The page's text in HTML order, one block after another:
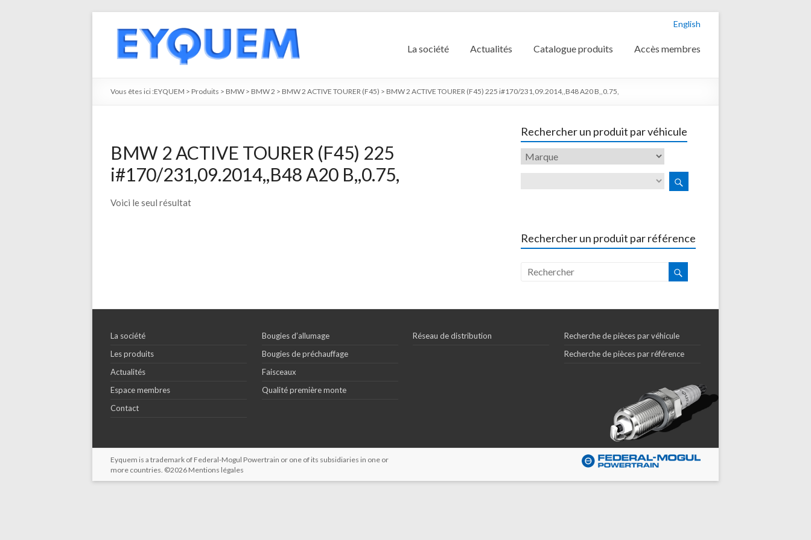
English
La société Actualités Catalogue produits Accès membres
Vous êtes ici :EYQUEM > Produits > BMW > BMW 2 > BMW 2 ACTIVE TOURER (F45) > BMW 2 ACTIVE TOURER (F45) 225 i#170/231,09.2014,,B48 A20 B,,0.75,
BMW 2 ACTIVE TOURER (F45) 225
i#170/231,09.2014,,B48 A20 B,,0.75,
Voici le seul résultat
Rechercher un produit par véhicule
Rechercher un produit par référence
La société
Les produits
Actualités
Espace membres
Contact
Bougies d’allumage
Bougies de préchauffage
Faisceaux
Qualité première monte
Réseau de distribution
Recherche de pièces par véhicule
Recherche de pièces par référence
Eyquem is a trademark of Federal-Mogul Powertrain or one of its subsidiaries in one or
more countries. ©2026 Mentions légales